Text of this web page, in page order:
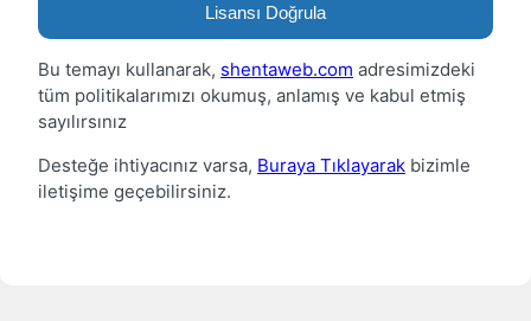
Lisansı Doğrula
Bu temayı kullanarak, shentaweb.com adresimizdeki
tüm politikalarımızı okumuş, anlamış ve kabul etmiş
sayılırsınız
Desteğe ihtiyacınız varsa, Buraya Tıklayarak bizimle
iletişime geçebilirsiniz.